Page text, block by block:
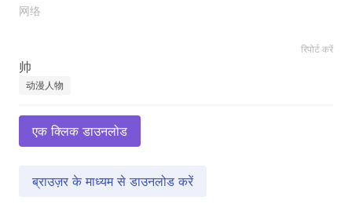
网络
रिपोर्ट करें
动漫人物
एक क्लिक डाउनलोड
ब्राउज़र के माध्यम से डाउनलोड करें